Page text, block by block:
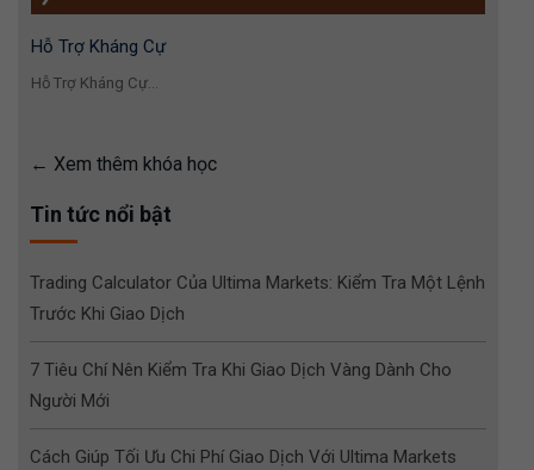
Hỗ Trợ Kháng Cự
Hỗ Trợ Kháng Cự...
Xem thêm khóa học
Tin tức nổi bật
Trading Calculator Của Ultima Markets: Kiểm Tra Một Lệnh
Trước Khi Giao Dịch
7 Tiêu Chí Nên Kiểm Tra Khi Giao Dịch Vàng Dành Cho
Người Mới
Cách Giúp Tối Ưu Chi Phí Giao Dịch Với Ultima Markets